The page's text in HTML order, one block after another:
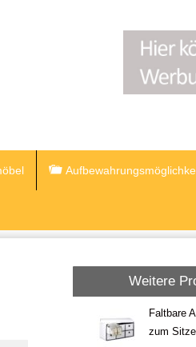
Weitere
Faltbare
zum